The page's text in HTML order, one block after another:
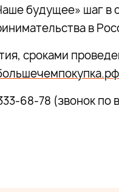
будущее» шаг в
в
сроками
68-78 (звонок по